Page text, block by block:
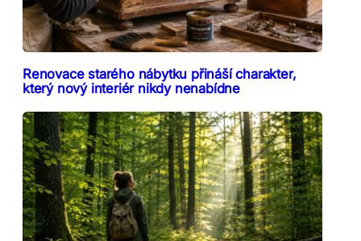
Renovace starého nábytku přináší charakter,
který nový interiér nikdy nenabídne